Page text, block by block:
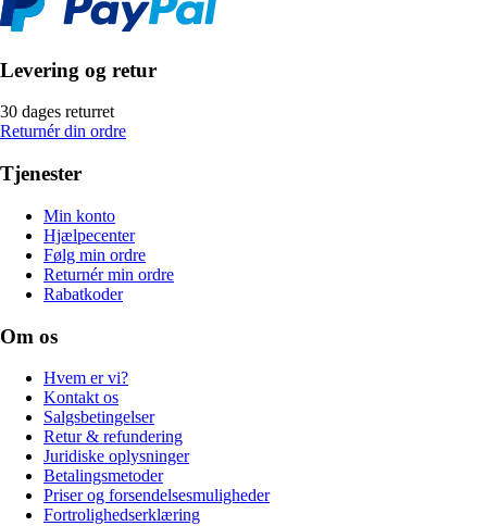
Levering og retur
30 dages returret
Returnér din ordre
Tjenester
Min konto
Hjælpecenter
Følg min ordre
Returnér min ordre
Rabatkoder
Om os
Hvem er vi?
Kontakt os
Salgsbetingelser
Retur & refundering
Juridiske oplysninger
Betalingsmetoder
Priser og forsendelsesmuligheder
Fortrolighedserklæring